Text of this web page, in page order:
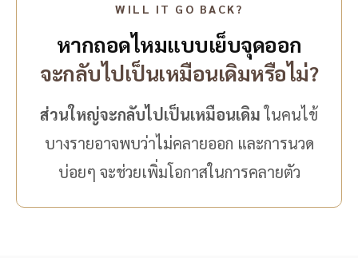
WILL IT GO BACK?
หากถอดไหมแบบเย็บจุดออก
จะกลับไปเป็นเหมือนเดิมหรือไม่?
ส่วนใหญ่จะกลับไปเป็นเหมือนเดิมในคนไข้
บางรายอาจพบว่าไม่คลายออก และการนวด
บ่อยๆ จะช่วยเพิ่มโอกาสในการคลายตัว